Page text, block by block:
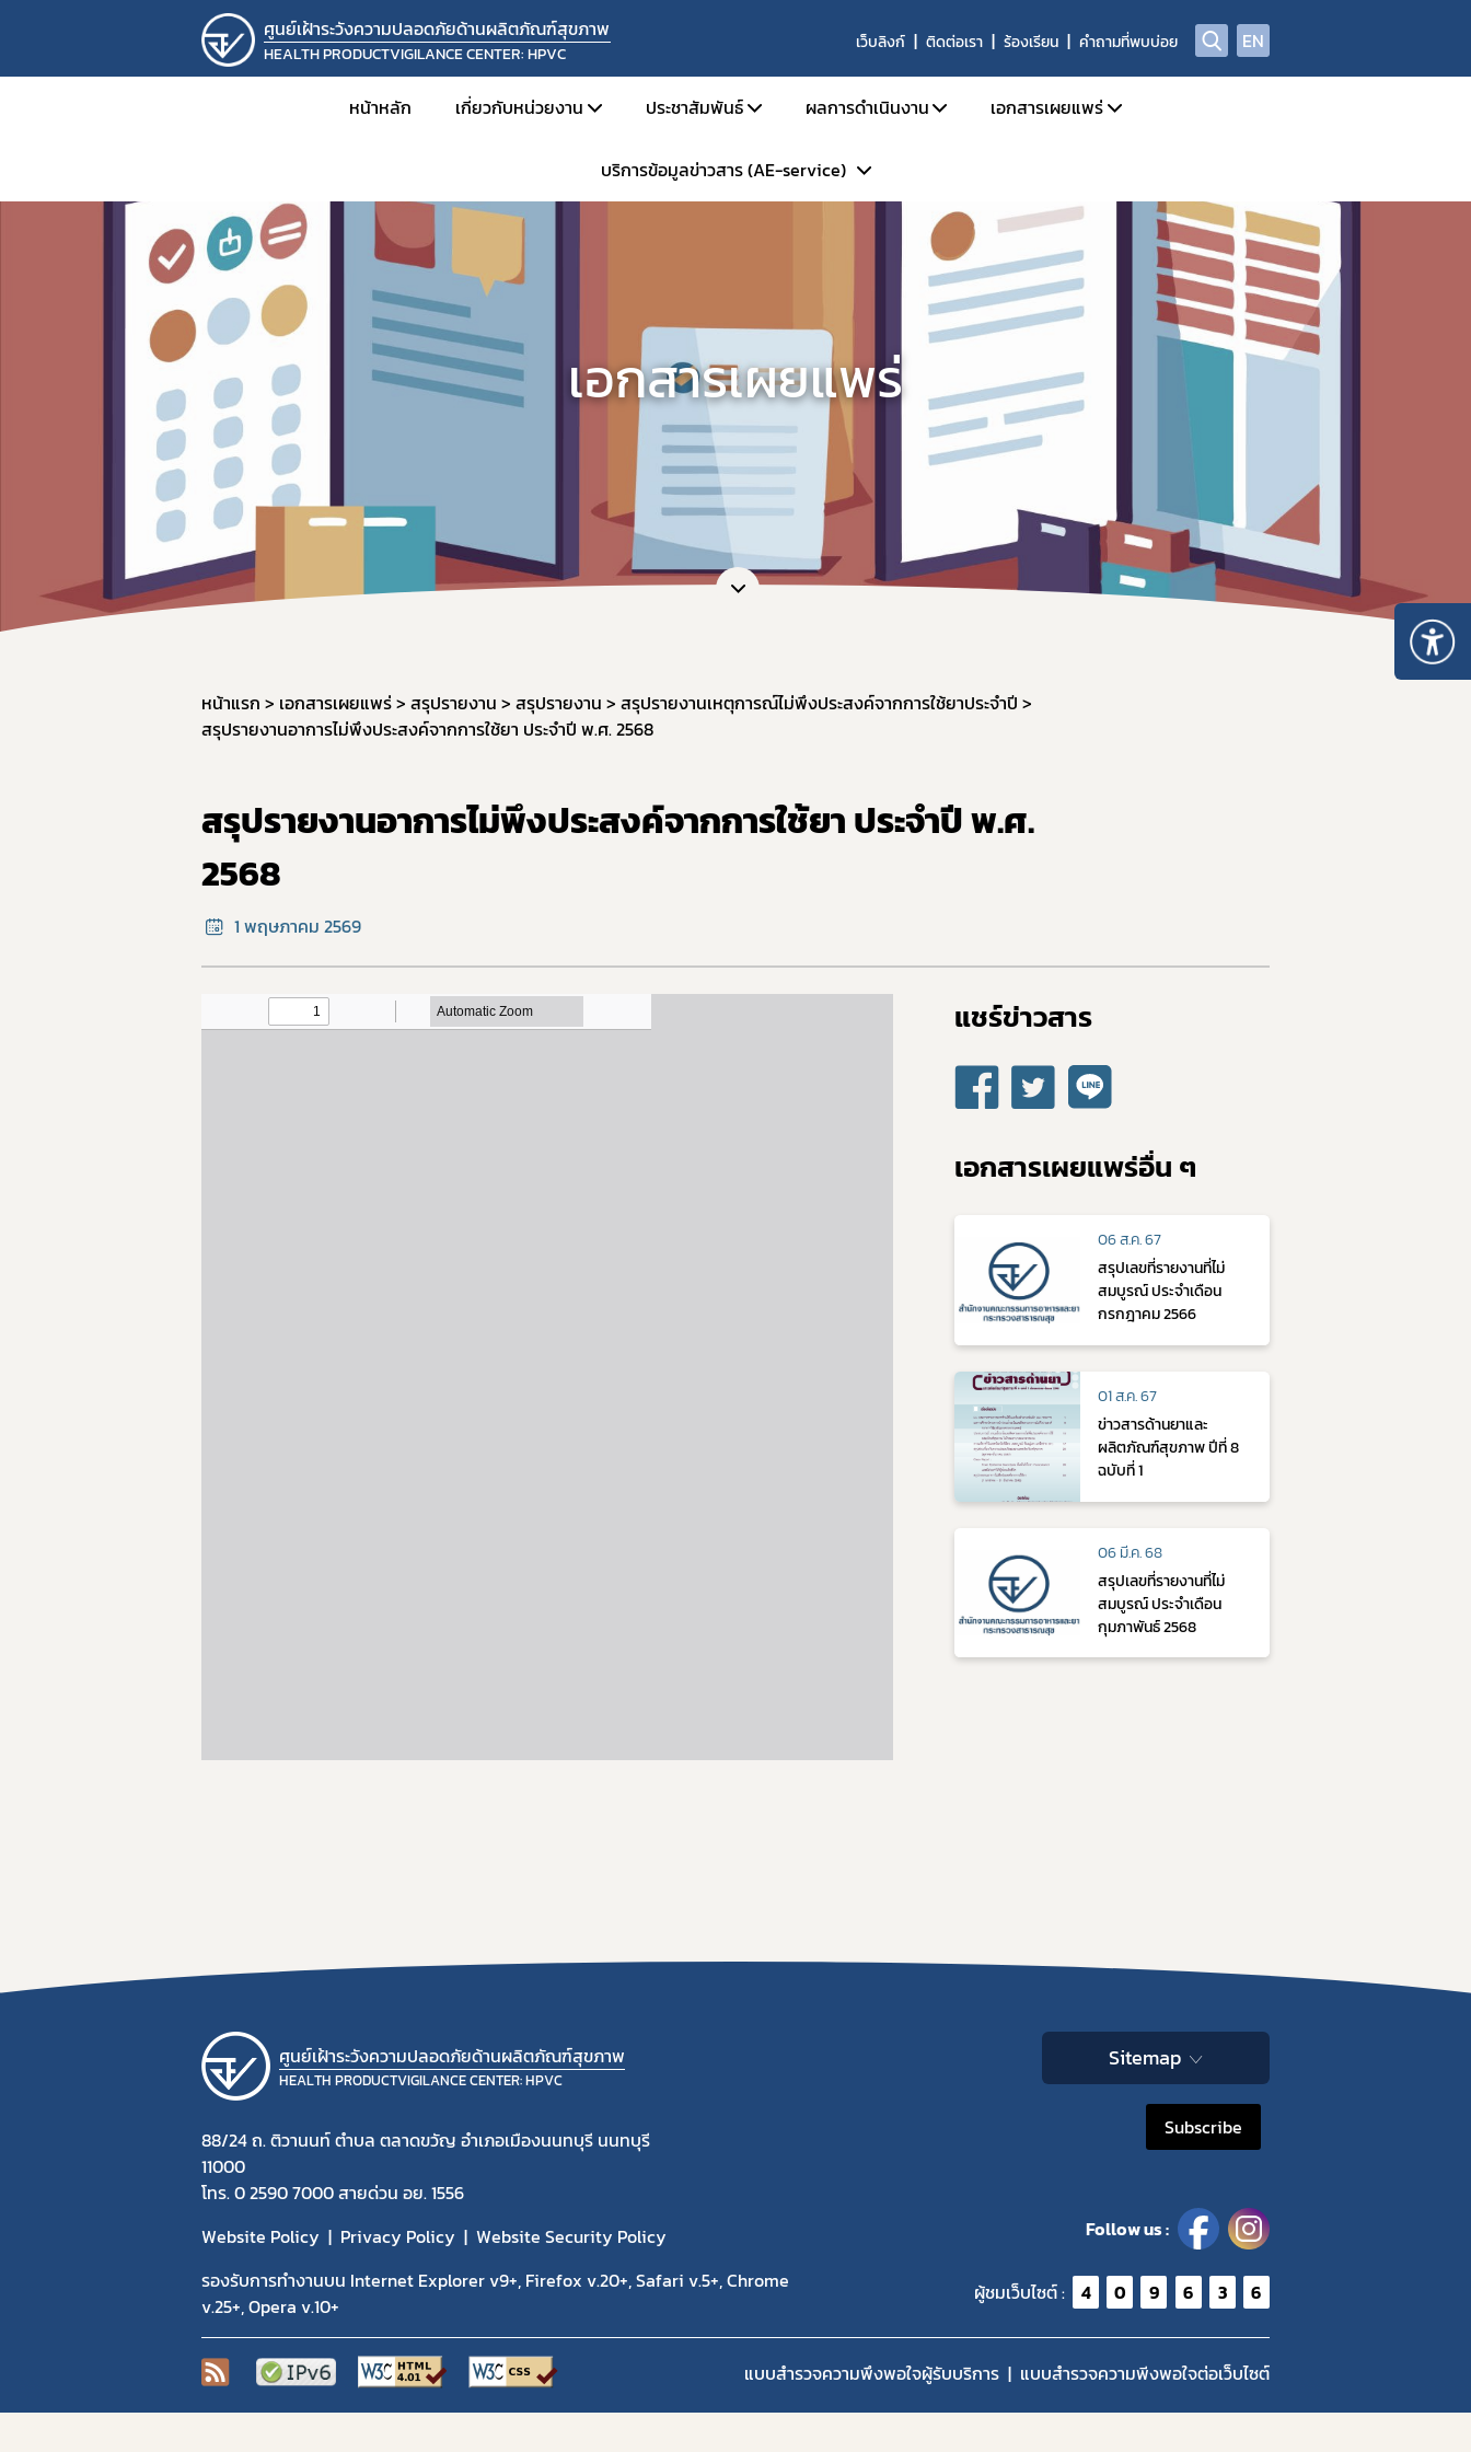
ศูนย์เฝ้าระวังความปลอดภัยด้านผลิตภัณฑ์สุขภาพ
HEALTH PRODUCTVIGILANCE CENTER: HPVC
เว็บลิงก์ ติดต่อเรา ร้องเรียน คำถามที่พบบ่อย EN
หน้าหลัก เกี่ยวกับหน่วยงาน
ประวัติความเป็นมา
บทบาทหน้าที่
ประชาสัมพันธ์
ข่าวด้านความปลอดภัย
ถาม - ตอบ (Q&A)
ผลการดำเนินงาน
ผลการดำเนินงานประจำเดือน
ผลการดำเนินงานประจำปี
ผลการประเมินระบบการรายงาน AE
สรุปสถิติรายงาน ADR/AE
ข้อมูลแลกเปลี่ยน ASEAN Post Marketing Alert System PMAS
WHO Rapid Alert
การแลกเปลี่ยนข้อมูลการเฝ้าระวังความปลอดภัยด้านยากับเครือข่าย (South – East Asia
เอกสารเผยแพร่
วารสารข่าวสารด้านยาและผลิตภัณฑ์สุขภาพ
คู่มือแนวทาง
สรุปรายงานเหตุการณ์ไม่พึงประสงค์จากการใช้ยาประจำปี
สรุปรายงานผลการทำงานอันผิดปกติของเครื่องมือแพทย์ฯ
สรุปรายงานการใช้ยาสมุนไพรตามบัญชียาหลักแห่งชาติ
รายงานผลการเฝ้าระวังความปลอดภัยจากการใช้ยาที่รักษาโรค
คลังความรู้และสื่อวิดีทัศน์
Infographic ผลิตภัณฑ์สุขภาพ
สรุปเลขที่รายงานที่ไม่สมบูรณ์
บริการข้อมูลข่าวสาร (AE-service)
เอกสารเผยแพร่
หน้าแรก เอกสารเผยแพร่ สรุปรายงาน สรุปรายงาน
สรุปรายงานเหตุการณ์ไม่พึงประสงค์จากการใช้ยาประจำปี
สรุปรายงานอาการไม่พึงประสงค์จากการใช้ยา ประจำปี พ.ศ. 2568
สรุปรายงานอาการไม่พึงประสงค์จากการใช้ยา ประจำปี พ.ศ.
2568
1 พฤษภาคม 2569
แชร์ข่าวสาร​
เอกสารเผยแพร่อื่น ๆ
06 ส.ค. 67
สรุปเลขที่รายงานที่ไม่
สมบูรณ์ ประจำเดือน
กรกฎาคม 2566
01 ส.ค. 67
ข่าวสารด้านยาและ
ผลิตภัณฑ์สุขภาพ ปีที่ 8
ฉบับที่ 1
06 มี.ค. 68
สรุปเลขที่รายงานที่ไม่
สมบูรณ์ ประจำเดือน
กุมภาพันธ์ 2568
ศูนย์เฝ้าระวังความปลอดภัยด้านผลิตภัณฑ์สุขภาพ
HEALTH PRODUCTVIGILANCE CENTER: HPVC
88/24 ถ. ติวานนท์ ตำบล ตลาดขวัญ อำเภอเมืองนนทบุรี นนทบุรี
11000
โทร. 0 2590 7000 สายด่วน อย. 1556
Website Policy
Privacy Policy
Website Security Policy
รองรับการทำงานบน Internet Explorer v9+, Firefox v.20+, Safari v.5+, Chrome
v.25+, Opera v.10+
Sitemap
Subscribe
Follow us :
ผู้ชมเว็บไซต์ : 4 0 9 6 3 6
แบบสำรวจความพึงพอใจผู้รับบริการ แบบสำรวจความพีงพอใจต่อเว็บไซต์